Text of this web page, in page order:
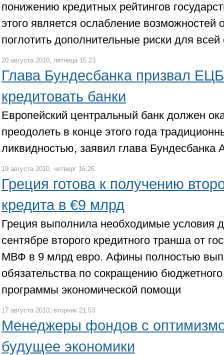
понижению кредитных рейтингов
этого является ослабление возможностей
поглотить дополнительные риски для
20 августа 2010, пятница 15:23
Глава Бундесбанка призвал
кредитовать банки
Европейский центральный банк должен
преодолеть в конце этого года
ликвидностью, заявил глава Бундесбанка
19 августа 2010, четверг 16:26
Греция готова к получению
кредита в €9 млрд
Греция выполнила необходимые условия
сентябре второго кредитного транша от
МВФ в 9 млрд евро. Афины полностью
обязательства по сокращению
программы экономической помощи
17 августа 2010, вторник 21:53
Менеджеры фондов с
будущее экономики